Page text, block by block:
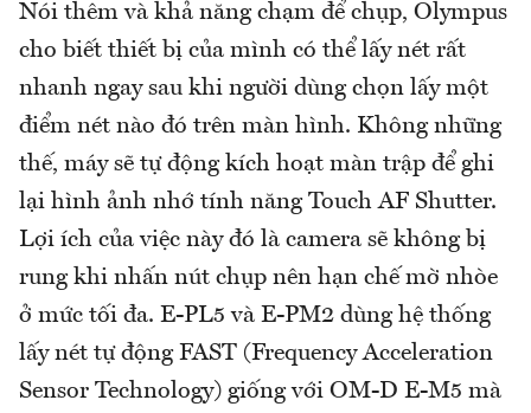
Nói thêm và khả năng chạm để chụp, Olympus
cho biết thiết bị của mình có thể lấy nét rất
nhanh ngay sau khi người dùng chọn lấy một
điểm nét nào đó trên màn hình. Không những
thế, máy sẽ tự động kích hoạt màn trập để ghi
lại hình ảnh nhớ tính năng Touch AF Shutter.
Lợi ích của việc này đó là camera sẽ không bị
rung khi nhấn nút chụp nên hạn chế mờ nhòe
ở mức tối đa. E-PL5 và E-PM2 dùng hệ thống
lấy nét tự động FAST (Frequency Acceleration
Sensor Technology) giống với OM-D E-M5 mà